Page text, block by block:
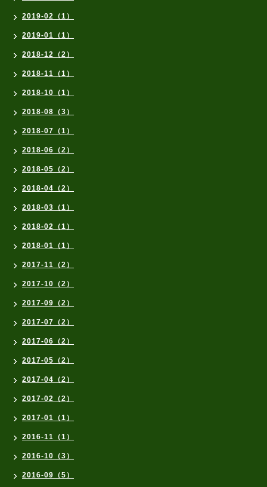
2019-02（1）
2019-01（1）
2018-12（2）
2018-11（1）
2018-10（1）
2018-08（3）
2018-07（1）
2018-06（2）
2018-05（2）
2018-04（2）
2018-03（1）
2018-02（1）
2018-01（1）
2017-11（2）
2017-10（2）
2017-09（2）
2017-07（2）
2017-06（2）
2017-05（2）
2017-04（2）
2017-02（2）
2017-01（1）
2016-11（1）
2016-10（3）
2016-09（5）